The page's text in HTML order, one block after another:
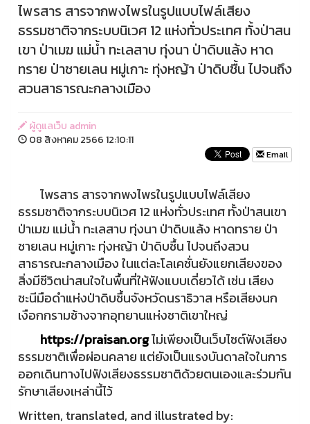
ไพรสาร สารจากพงไพรในรูปแบบไฟล์เสียง
ธรรมชาติจากระบบนิเวศ 12 แห่งทั่วประเทศ ทั้งป่าสน
เขา ป่าเมฆ แม่น้ำ ทะเลสาบ ทุ่งนา ป่าดิบแล้ง หาด
ทราย ป่าชายเลน หมู่เกาะ ทุ่งหญ้า ป่าดิบชื้น ไปจนถึง
สวนสาธารณะกลางเมือง
ผู้ดูแลเว็บ admin
08 สิงหาคม 2566 12:10:11
Email
ไพรสาร สารจากพงไพรในรูปแบบไฟล์เสียง
ธรรมชาติจากระบบนิเวศ 12 แห่งทั่วประเทศ ทั้งป่าสนเขา
ป่าเมฆ แม่น้ำ ทะเลสาบ ทุ่งนา ป่าดิบแล้ง หาดทราย ป่า
ชายเลน หมู่เกาะ ทุ่งหญ้า ป่าดิบชื้น ไปจนถึงสวน
สาธารณะกลางเมือง ในแต่ละโลเคชั่นยังแยกเสียงของ
สิ่งมีชีวิตน่าสนใจในพื้นที่ให้ฟังแบบเดี่ยวได้ เช่น เสียง
ชะนีมือดำแห่งป่าดิบชื้นจังหวัดนราธิวาส หรือเสียงนก
เงือกกรามช้างจากอุทยานแห่งชาติเขาใหญ่
https://praisan.orgไม่เพียงเป็นเว็บไซต์ฟังเสียง
ธรรมชาติเพื่อผ่อนคลาย แต่ยังเป็นแรงบันดาลใจในการ
ออกเดินทางไปฟังเสียงธรรมชาติด้วยตนเองและร่วมกัน
รักษาเสียงเหล่านี้ไว้
Written, translated, and illustrated by: